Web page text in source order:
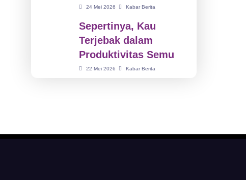
24 Mei 2026 Kabar Berita
Sepertinya, Kau
Terjebak dalam
Produktivitas Semu
22 Mei 2026 Kabar Berita